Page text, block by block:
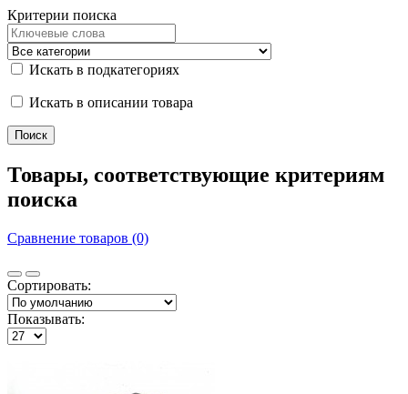
Критерии поиска
Искать в подкатегориях
Искать в описании товара
Товары, соответствующие критериям
поиска
Сравнение товаров (0)
Сортировать:
Показывать: